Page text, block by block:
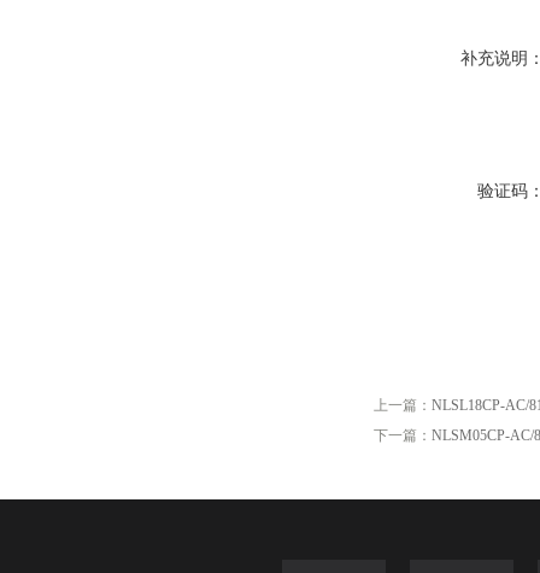
补充说明
验证码
上一篇： NLSL18CP-AC/
下一篇： NLSM05CP-